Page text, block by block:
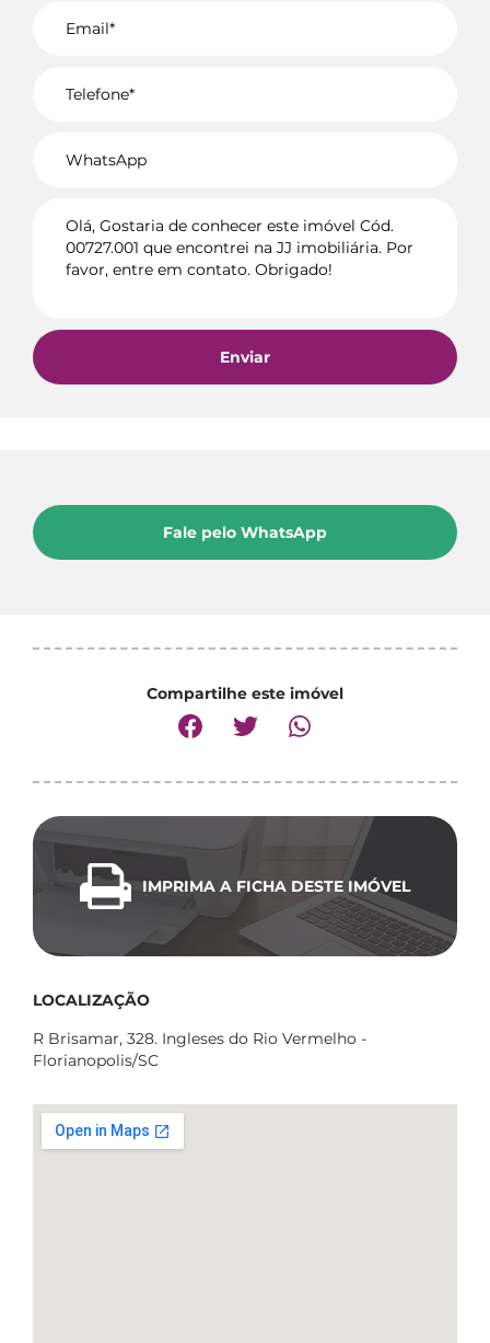
Enviar
Fale pelo WhatsApp
Compartilhe este imóvel
IMPRIMA A FICHA DESTE IMÓVEL
LOCALIZAÇÃO
R Brisamar, 328. Ingleses do Rio Vermelho -
Florianopolis/SC